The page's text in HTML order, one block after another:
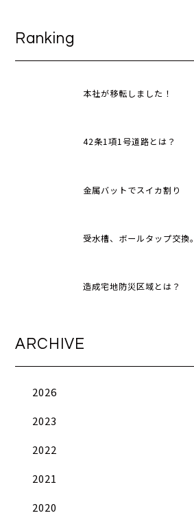
Ranking
本社が移転しました！
42条1項1号道路とは？
金属バットでスイカ割り
受水槽、ボールタップ交換。
造成宅地防災区域とは？
ARCHIVE
2026
2023
2022
2021
2020